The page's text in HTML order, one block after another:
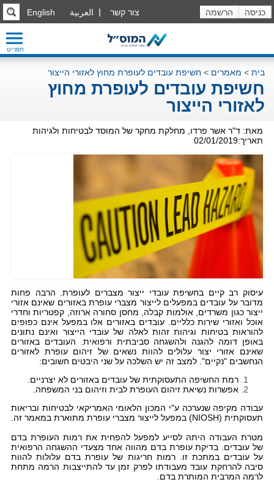
כניסה הרשמה English العربية צור קשר
תפריט
בית > מאמרים > חשיפת עובדים לעופרת מחוץ לאזורי הייצור
חשיפת עובדים לעופרת מחוץ
לאזורי הייצור
מאת: ד"ר אשר פרדו, מחלקת מחקר של המוסד לבטיחות ולגיהות
תאריך:02/01/2019
עיסוק רב קיים בחשיפת עובדי ייצור מצברים לעופרת. הרבה פחות
מדובר על עובדים במפעלים לייצור מצברי עופרת באזורים שאינם אזורי
ייצור כגון משרדים, אולמות קבלה, מחסן סחורה ארוזה, קפטריות וחדרי
אוכל ואזורי שירות כלליים. עובדים באזורים אלו במפעל אינם כפופים
להוראות בטיחות וגיהות זהות לאלה של עובדי הייצור ואינם נתונים
באופן דומה להגנה ולהשגחה סביבתית ורפואית. העובדים באזורים
שאינם אזורי יצור עלולים להוות נשאים של זיהום עופרת לאזורים
הנחשבים "נקיים". למצב זה יש השלכה על שני היבטים חשובים:
רמת החשיפה התעסוקתית של עובדים באזורים לא יצרניים.
אפשרות נשיאת זיהום העופרת לבית וזיהום בני המשפחה.
עבודה מקיפה שנערכה ע"י המכון הלאומי האמריקאי לבטיחות ובריאות
תעסוקתית (NIOSH) במפעל לייצור מצברי עופרת מתוארת במאמר זה.
מטרת העבודה היתה לסייע למפעל להפחית את רמות העופרת בדם
של עובדים. בדיקת עופרת בדם מהווה אחד מצעדי ההשגחה הרפואית
על עובדים במתכת זו. רמות חריגות של עופרת בדם עלולות להוות
סיבה להרחקת עובד מעבודתו לפרק זמן עד להתייצבות הרמה מתחת
לרמה המרבית המותרת בדם.